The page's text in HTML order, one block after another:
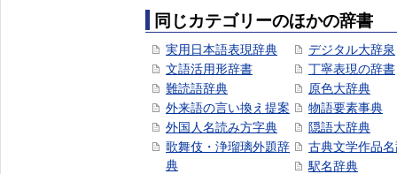
同じカテゴリーのほかの辞書
実用日本語表現辞典
文語活用形辞書
難読語辞典
外来語の言い換え提案
外国人名読み方字典
歌舞伎・浄瑠璃外題辞
典
デジタル大辞泉
丁寧表現の辞書
原色大辞典
物語要素事典
隠語大辞典
古典文学作品
駅名辞典